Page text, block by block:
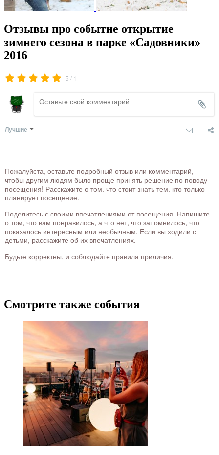
Отзывы про событие открытие
зимнего сезона в парке «Садовники»
2016
5 / 1
Лучшие
Пожалуйста, оставьте подробный отзыв или комментарий,
чтобы другим людям было проще принять решение по поводу
посещения! Расскажите о том, что стоит знать тем, кто только
планирует посещение.
Поделитесь с своими впечатлениями от посещения. Напишите
о том, что вам понравилось, а что нет, что запомнилось, что
показалось интересным или необычным. Если вы ходили с
детьми, расскажите об их впечатлениях.
Будьте корректны, и соблюдайте правила приличия.
Смотрите также события